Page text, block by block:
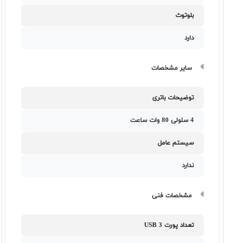
بلوتوث
دارد
سایر مشخصات
توضیحات باتری
4 سلولی 80 وات ساعت
سیستم عامل
ندارد
مشخصات فنی
تعداد پورت USB 3